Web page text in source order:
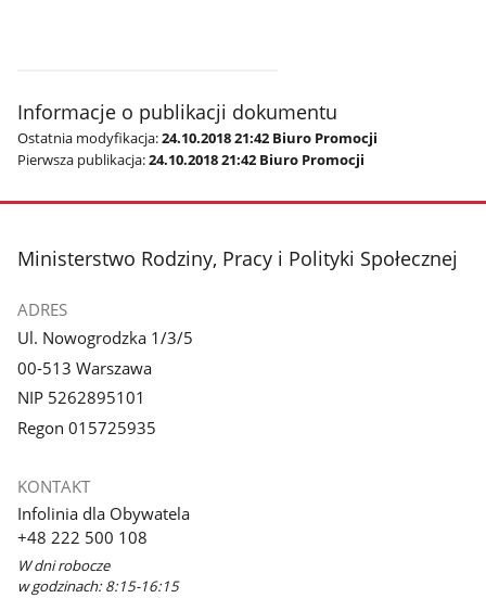
Informacje o publikacji dokumentu
Ostatnia modyfikacja:24.10.2018 21:42 Biuro Promocji
Pierwsza publikacja:24.10.2018 21:42 Biuro Promocji
stopka
Ministerstwo Rodziny, Pracy i Polityki Społecznej
ADRES
Ul. Nowogrodzka 1/3/5
00-513 Warszawa
NIP 5262895101
Regon 015725935
KONTAKT
Infolinia dla Obywatela
+48 222 500 108
W dni robocze
w godzinach: 8:15-16:15